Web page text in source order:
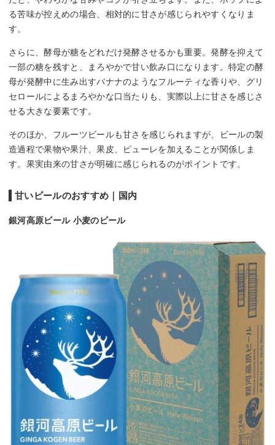
る苦味が控えめの場合、相対的に甘さが感じられやすくなりま
す。
さらに、酵母が糖をどれだけ発酵させるかも重要。発酵を抑えて
一部の糖を残すと、まろやかで甘い飲み口になります。特定の酵
母が発酵中に生み出すバナナのようなフルーティな香りや、グリ
セロールによるまろやかな口当たりも、実際以上に甘さを感じさ
せる大きな要素です。
そのほか、フルーツビールも甘さを感じられますが、ビールの製
造過程で果物や果汁、果皮、ピューレを加えることが関係しま
す。果実由来の甘さが明確に感じられるのがポイントです。
甘いビールのおすすめ｜国内
銀河高原ビール 小麦のビール